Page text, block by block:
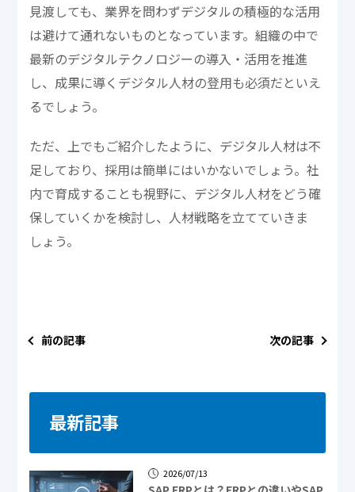
見渡しても、業界を問わずデジタルの積極的な活用
は避けて通れないものとなっています。組織の中で
最新のデジタルテクノロジーの導入・活用を推進
し、成果に導くデジタル人材の登用も必須だといえ
るでしょう。
ただ、上でもご紹介したように、デジタル人材は不
足しており、採用は簡単にはいかないでしょう。社
内で育成することも視野に、デジタル人材をどう確
保していくかを検討し、人材戦略を立てていきま
しょう。
前の記事 次の記事
最新記事
2026/07/13